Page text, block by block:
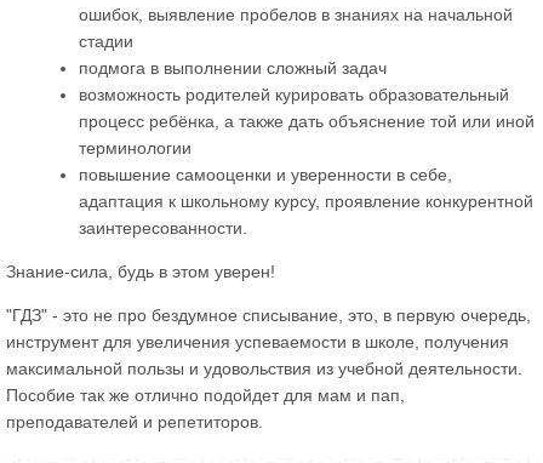
ошибок, выявление пробелов в знаниях на начальной
стадии
подмога в выполнении сложный задач
возможность родителей курировать образовательный
процесс ребёнка, а также дать объяснение той или иной
терминологии
повышение самооценки и уверенности в себе,
адаптация к школьному курсу, проявление конкурентной
заинтересованности.
Знание-сила, будь в этом уверен!
"ГДЗ" - это не про бездумное списывание, это, в первую очередь,
инструмент для увеличения успеваемости в школе, получения
максимальной пользы и удовольствия из учебной деятельности.
Пособие так же отлично подойдет для мам и пап,
преподавателей и репетиторов.